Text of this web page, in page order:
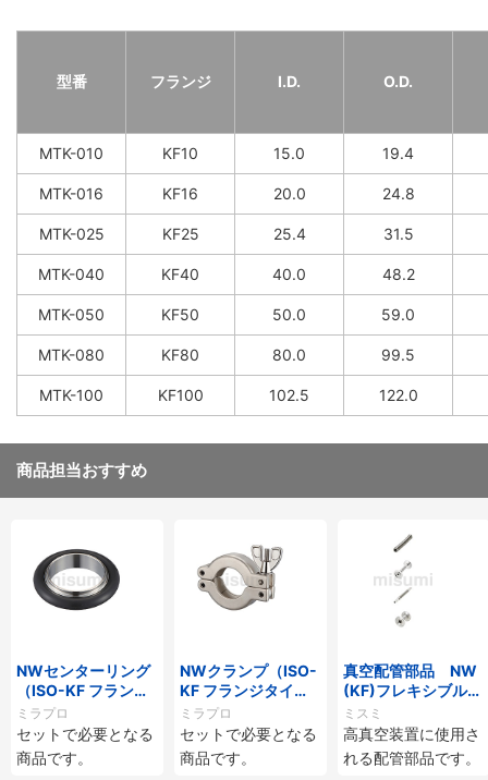
型番 フランジ I.D. O.D.
MTK-010 KF10 15.0 19.4
MTK-016 KF16 20.0 24.8
MTK-025 KF25 25.4 31.5
MTK-040 KF40 40.0 48.2
MTK-050 KF50 50.0 59.0
MTK-080 KF80 80.0 99.5
MTK-100 KF100 102.5 122.0
商品担当おすすめ
NWセンターリング
（ISO-KF フランジ
タイプ）
ミラプロ
セットで必要となる
商品です。
NWクランプ（ISO-
KF フランジタイ
プ）
ミラプロ
セットで必要となる
商品です。
真空配管部品 NW
(KF)フレキシブルチ
ューブ
ミスミ
高真空装置に使用さ
れる配管部品です。